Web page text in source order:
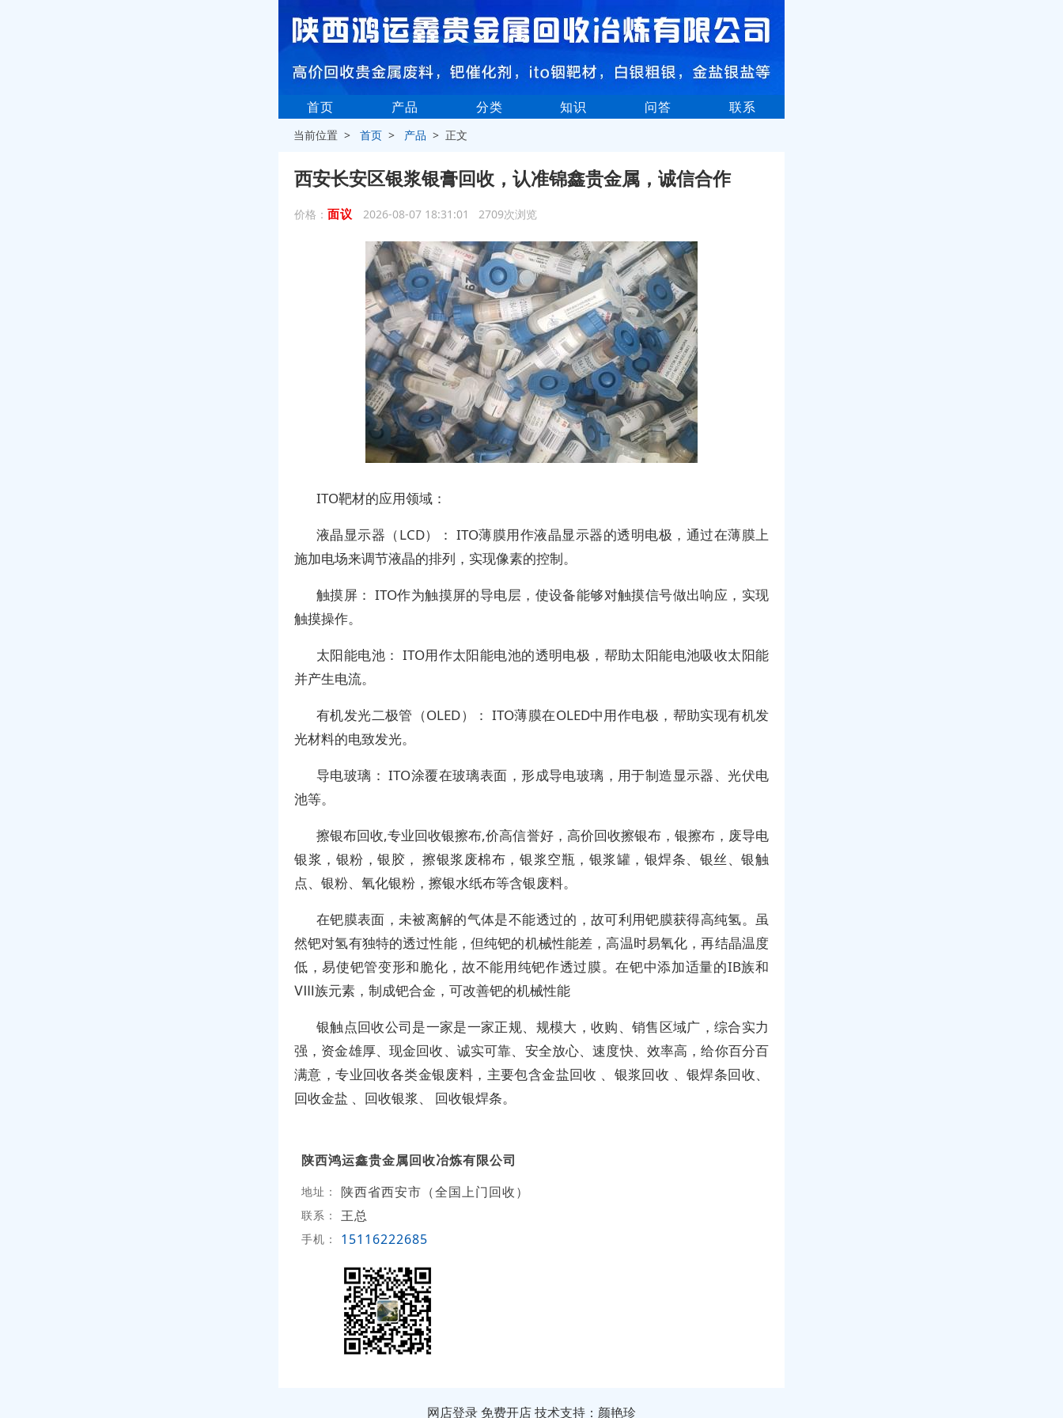
首页 产品 分类 知识 问答 联系
当前位置 >首页 > 产品 > 正文
西安长安区银浆银膏回收，认准锦鑫贵金属，诚信合作
价格： 面议 2026-08-07 18:31:01 2709次浏览
ITO靶材的应用领域：
液晶显示器（LCD）： ITO薄膜用作液晶显示器的透明电极，通过在薄膜上
施加电场来调节液晶的排列，实现像素的控制。
触摸屏： ITO作为触摸屏的导电层，使设备能够对触摸信号做出响应，实现
触摸操作。
太阳能电池： ITO用作太阳能电池的透明电极，帮助太阳能电池吸收太阳能
并产生电流。
有机发光二极管（OLED）： ITO薄膜在OLED中用作电极，帮助实现有机发
光材料的电致发光。
导电玻璃： ITO涂覆在玻璃表面，形成导电玻璃，用于制造显示器、光伏电
池等。
擦银布回收,专业回收银擦布,价高信誉好，高价回收擦银布，银擦布，废导电
银浆，银粉，银胶， 擦银浆废棉布，银浆空瓶，银浆罐，银焊条、银丝、银触
点、银粉、氧化银粉，擦银水纸布等含银废料。
在钯膜表面，未被离解的气体是不能透过的，故可利用钯膜获得高纯氢。虽
然钯对氢有独特的透过性能，但纯钯的机械性能差，高温时易氧化，再结晶温度
低，易使钯管变形和脆化，故不能用纯钯作透过膜。在钯中添加适量的IB族和
Ⅷ族元素，制成钯合金，可改善钯的机械性能
银触点回收公司是一家是一家正规、规模大，收购、销售区域广，综合实力
强，资金雄厚、现金回收、诚实可靠、安全放心、速度快、效率高，给你百分百
满意，专业回收各类金银废料，主要包含金盐回收 、银浆回收 、银焊条回收、
回收金盐 、回收银浆、 回收银焊条。
陕西鸿运鑫贵金属回收冶炼有限公司
地址： 陕西省西安市（全国上门回收）
联系： 王总
手机： 15116222685
网店登录 免费开店技术支持：颜艳珍